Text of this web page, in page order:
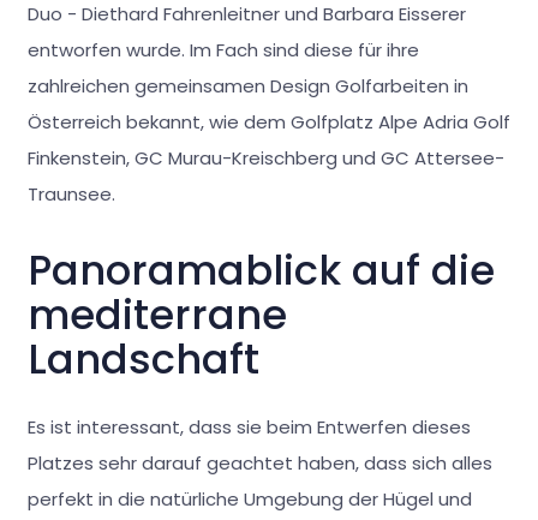
Duo - Diethard Fahrenleitner und Barbara Eisserer
entworfen wurde. Im Fach sind diese für ihre
zahlreichen gemeinsamen Design Golfarbeiten in
Österreich bekannt, wie dem Golfplatz Alpe Adria Golf
Finkenstein, GC Murau-Kreischberg und GC Attersee-
Traunsee.
Panoramablick auf die
mediterrane
Landschaft
Es ist interessant, dass sie beim Entwerfen dieses
Platzes sehr darauf geachtet haben, dass sich alles
perfekt in die natürliche Umgebung der Hügel und